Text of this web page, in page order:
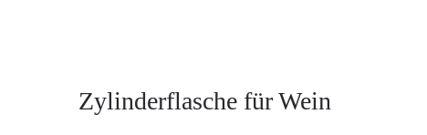
Zylinderflasche für Wein